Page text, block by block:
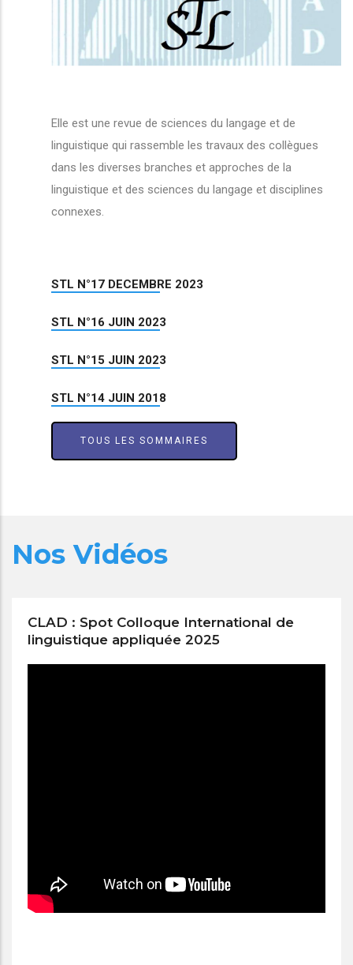
Elle est une revue de sciences du langage et de
linguistique qui rassemble les travaux des collègues
dans les diverses branches et approches de la
linguistique et des sciences du langage et disciplines
connexes.
STL N°17 DECEMBRE 2023
STL N°16 JUIN 2023
STL N°15 JUIN 2023
STL N°14 JUIN 2018
TOUS LES SOMMAIRES
Nos Vidéos
CLAD : Spot Colloque International de
linguistique appliquée 2025